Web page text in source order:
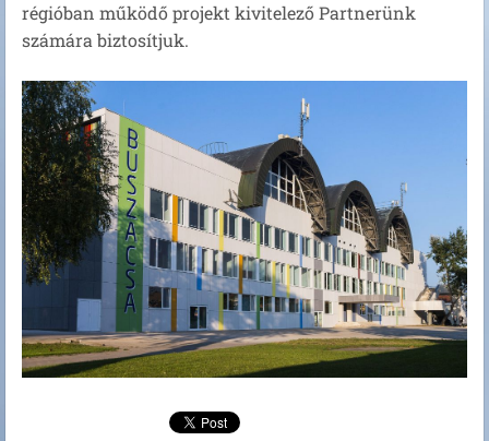
régióban működő projekt kivitelező Partnerünk
számára biztosítjuk.